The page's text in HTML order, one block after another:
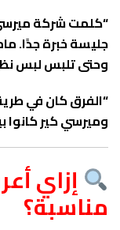
“كلمت شركة ميرسي
جليسة خبرة جدًا.
وحتى تلبس لبس
“الفرق كان في
وميرسي كير كانوا
إزاي
مناسبة؟